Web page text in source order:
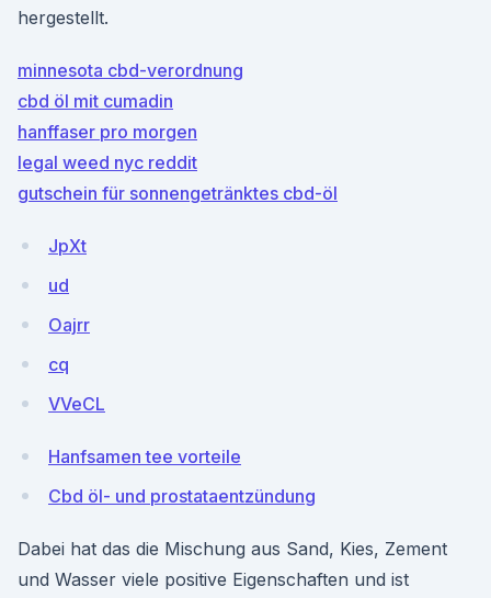
hergestellt.
minnesota cbd-verordnung
cbd öl mit cumadin
hanffaser pro morgen
legal weed nyc reddit
gutschein für sonnengetränktes cbd-öl
JpXt
ud
Oajrr
cq
VVeCL
Hanfsamen tee vorteile
Cbd öl- und prostataentzündung
Dabei hat das die Mischung aus Sand, Kies, Zement
und Wasser viele positive Eigenschaften und ist